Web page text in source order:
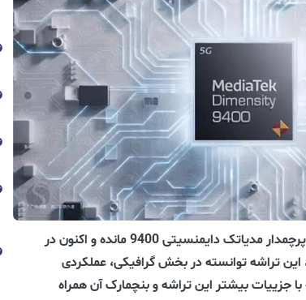
کمتر از یک ماه به معرفی تراشه پرچمدار مدیاتک دایمنسیتی 9400 مانده و اکنون در
تراشه توانسته در بخش گرافیکی، عملکردی
جزییات بیشتر این تراشه و بنچمارک آن همراه